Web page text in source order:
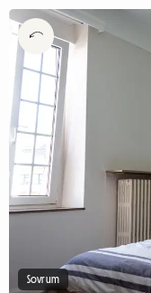
Sovrum